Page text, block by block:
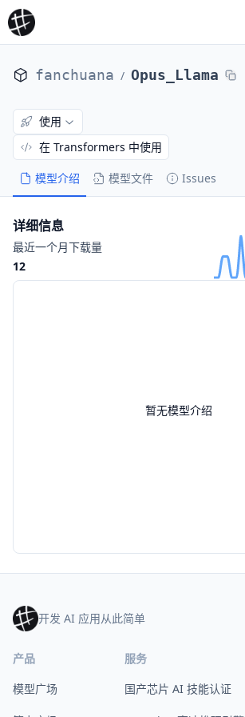
fanchuana / Opus_Llama
模型介绍 模型文件 Issues
使用
在 Transformers 中使用
暂无模型介绍
详细信息
最近一个月下载量
12
开发 AI 应用从此简单
产品
模型广场
服务
国产芯片 AI 技能认证